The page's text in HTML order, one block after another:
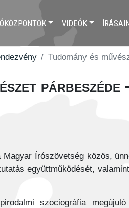
VIDEÓK
Tudomány és
Írószövetség közös,
együttműködését,
szociográfia